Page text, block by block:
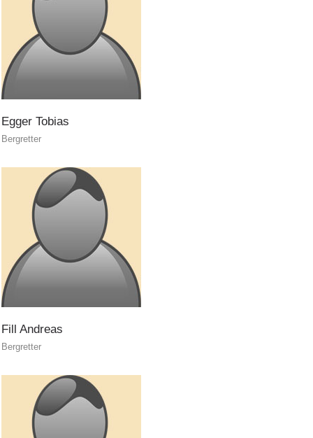
Contatti
NEWS
Egger Tobias
Bergretter
Fill Andreas
Bergretter